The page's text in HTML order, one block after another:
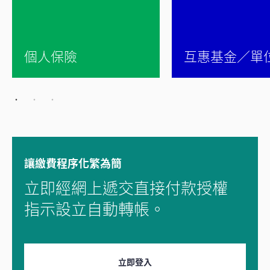
個人保險 互惠基金／單
讓繳費程序化繁為簡
立即經網上遞交直接付款授權
指示設立自動轉帳。
立即登入